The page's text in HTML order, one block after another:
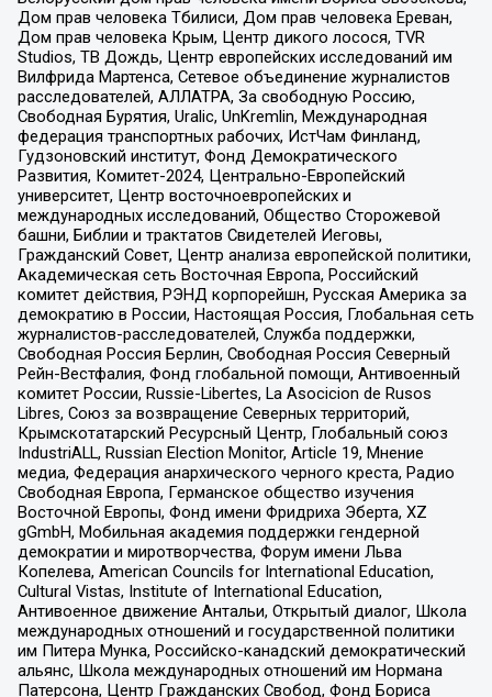
Дом прав человека Тбилиси, Дом прав человека Ереван,
Дом прав человека Крым, Центр дикого лосося, TVR
Studios, ТВ Дождь, Центр европейских исследований им
Вилфрида Мартенса, Сетевое объединение журналистов
расследователей, АЛЛАТРА, За свободную Россию,
Свободная Бурятия, Uralic, UnKremlin, Международная
федерация транспортных рабочих, ИстЧам Финланд,
Гудзоновский институт, Фонд Демократического
Развития, Комитет-2024, Центрально-Европейский
университет, Центр восточноевропейских и
международных исследований, Общество Сторожевой
башни, Библии и трактатов Свидетелей Иеговы,
Гражданский Совет, Центр анализа европейской политики,
Академическая сеть Восточная Европа, Российский
комитет действия, РЭНД корпорейшн, Русская Америка за
демократию в России, Настоящая Россия, Глобальная сеть
журналистов-расследователей, Служба поддержки,
Свободная Россия Берлин, Свободная Россия Северный
Рейн-Вестфалия, Фонд глобальной помощи, Антивоенный
комитет России, Russie-Libertes, La Asocicion de Rusos
Libres, Союз за возвращение Северных территорий,
Крымскотатарский Ресурсный Центр, Глобальный союз
IndustriALL, Russian Election Monitor, Article 19, Мнение
медиа, Федерация анархического черного креста, Радио
Свободная Европа, Германское общество изучения
Восточной Европы, Фонд имени Фридриха Эберта, XZ
gGmbH, Мобильная академия поддержки гендерной
демократии и миротворчества, Форум имени Льва
Копелева, American Councils for International Education,
Cultural Vistas, Institute of International Education,
Антивоенное движение Антальи, Открытый диалог, Школа
международных отношений и государственной политики
им Питера Мунка, Российско-канадский демократический
альянс, Школа международных отношений им Нормана
Патерсона, Центр Гражданских Свобод, Фонд Бориса